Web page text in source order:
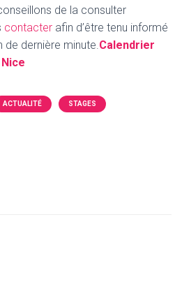
de la consulter
contacter afin d’être tenu informé
de dernière minute.Calendrier
ce
ACTUALITÉ STAGES